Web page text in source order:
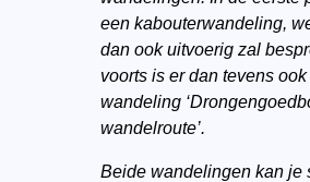
een kabouterwandeling,
dan ook uitvoerig zal
voorts is er dan tevens
wandeling
wandelroute’.
Beide wandelingen kan je